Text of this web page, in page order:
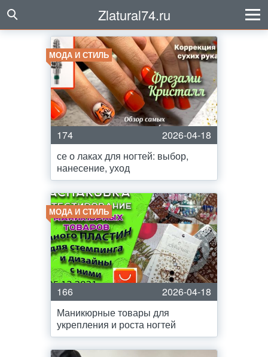
Zlatural74.ru
МОДА И СТИЛЬ
174
2026-04-18
се о лаках для ногтей: выбор,
нанесение, уход
МОДА И СТИЛЬ
166
2026-04-18
Маникюрные товары для
укрепления и роста ногтей